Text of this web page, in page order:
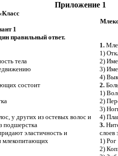
Приложение 1
1
правильный ответ.
тела
состоит
у других из остевых волос и
подшерстка
эластичность и
млекопитающих
1.
1)
2)
3)
4)
2.
1)
2)
3)
4)
3.
слоев
1) Рог
2)